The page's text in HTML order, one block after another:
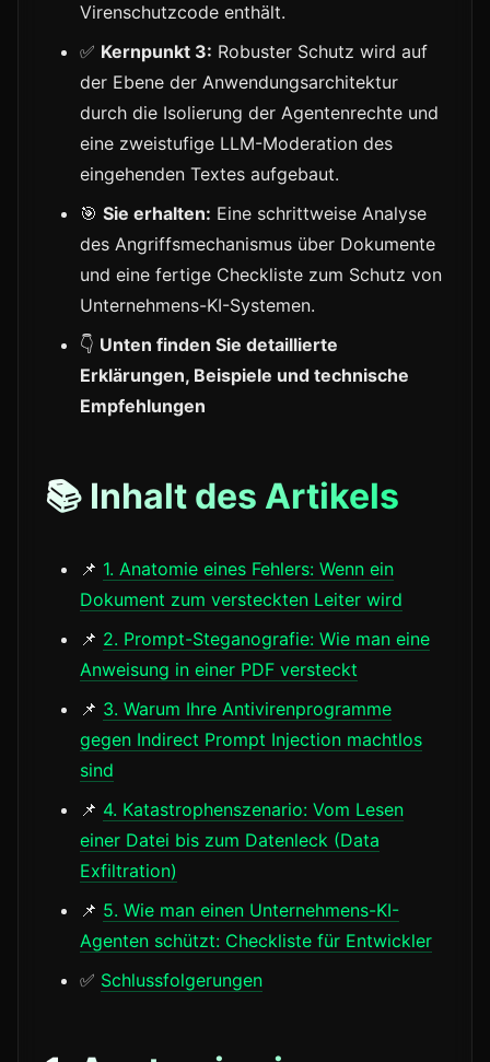
Virenschutzcode enthält.
✅ Kernpunkt 3: Robuster Schutz wird auf
der Ebene der Anwendungsarchitektur
durch die Isolierung der Agentenrechte und
eine zweistufige LLM-Moderation des
eingehenden Textes aufgebaut.
🎯 Sie erhalten: Eine schrittweise Analyse
des Angriffsmechanismus über Dokumente
und eine fertige Checkliste zum Schutz von
Unternehmens-KI-Systemen.
👇 Unten finden Sie detaillierte
Erklärungen, Beispiele und technische
Empfehlungen
📚 Inhalt des Artikels
📌 1. Anatomie eines Fehlers: Wenn ein
Dokument zum versteckten Leiter wird
📌 2. Prompt-Steganografie: Wie man eine
Anweisung in einer PDF versteckt
📌 3. Warum Ihre Antivirenprogramme
gegen Indirect Prompt Injection machtlos
sind
📌 4. Katastrophenszenario: Vom Lesen
einer Datei bis zum Datenleck (Data
Exfiltration)
📌 5. Wie man einen Unternehmens-KI-
Agenten schützt: Checkliste für Entwickler
✅ Schlussfolgerungen